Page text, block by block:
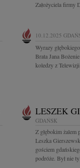
Założyciela firmy
10.12.2025
Wyrazy
Brata Jana
koledzy z
LESZEK
GDAŃSK
Z głębokim
Leszka
gościem
podróże. Był nie